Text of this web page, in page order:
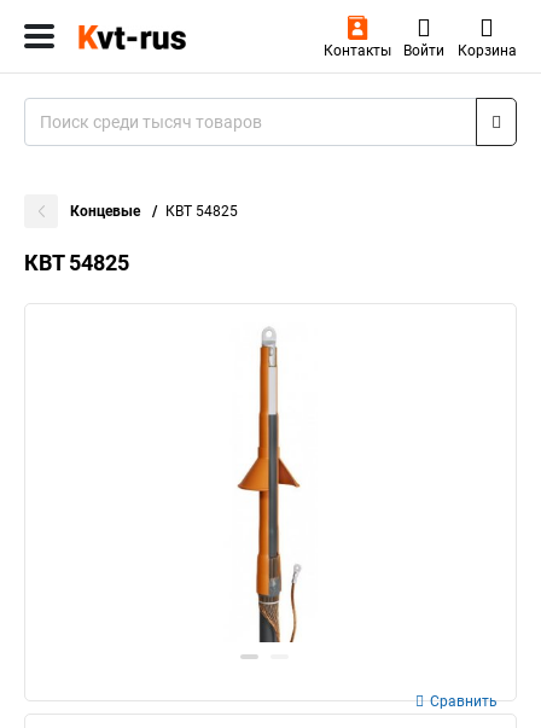
Контакты Войти Корзина
Концевые КВТ 54825
КВТ 54825
Сравнить